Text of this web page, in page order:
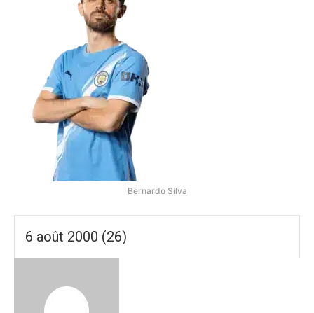
Bernardo Silva
6 août 2000 (26)